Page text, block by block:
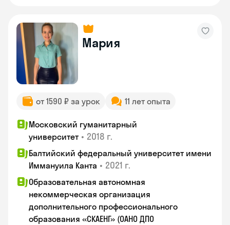
Мария
от 1590 ₽ за урок 11 лет опыта
Московский гуманитарный
университет • 2018 г.
Балтийский федеральный университет имени
Иммануила Канта • 2021 г.
Образовательная автономная
некоммерческая организация
дополнительного профессионального
образования «СКАЕНГ» (ОАНО ДПО